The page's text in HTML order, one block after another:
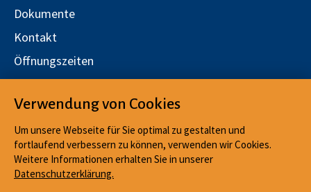
Dokumente
Kontakt
Öffnungszeiten
Stellen
Qualitätsmanagement
Verwendung von Cookies
Um unsere Webseite für Sie optimal zu gestalten und
fortlaufend verbessern zu können, verwenden wir Cookies.
Weitere Informationen erhalten Sie in unserer
Datenschutzerklärung.